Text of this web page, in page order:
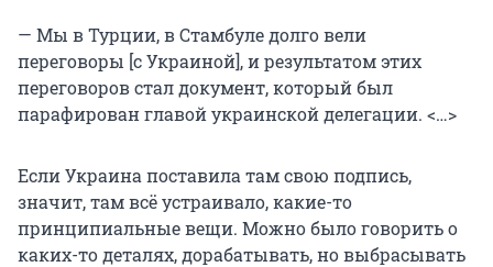
— Мы в Турции, в Стамбуле долго вели
переговоры [с Украиной], и результатом этих
переговоров стал документ, который был
парафирован главой украинской делегации. <…>
Если Украина поставила там свою подпись,
значит, там всё устраивало, какие-то
принципиальные вещи. Можно было говорить о
каких-то деталях, дорабатывать, но выбрасывать